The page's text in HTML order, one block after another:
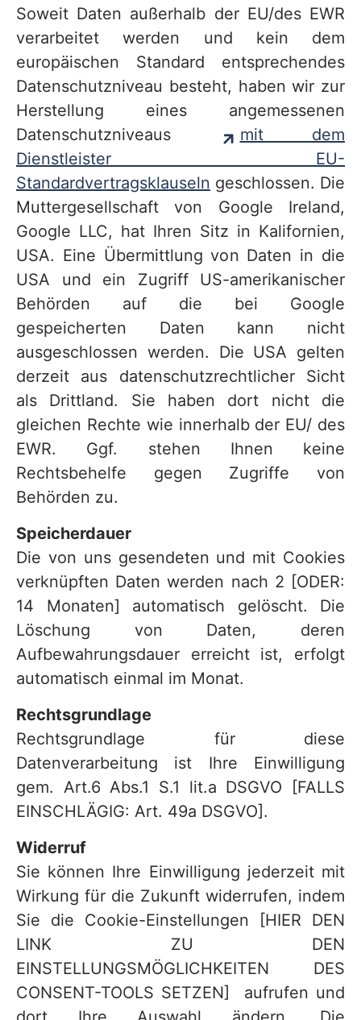
Soweit Daten außerhalb der EU/des EWR
verarbeitet werden und kein dem
europäischen Standard entsprechendes
Datenschutzniveau besteht, haben wir zur
Herstellung eines angemessenen
Datenschutzniveaus
mit dem
Dienstleister EU-
Standardvertragsklauseln geschlossen. Die
Muttergesellschaft von Google Ireland,
Google LLC, hat Ihren Sitz in Kalifornien,
USA. Eine Übermittlung von Daten in die
USA und ein Zugriff US-amerikanischer
Behörden auf die bei Google
gespeicherten Daten kann nicht
ausgeschlossen werden. Die USA gelten
derzeit aus datenschutzrechtlicher Sicht
als Drittland. Sie haben dort nicht die
gleichen Rechte wie innerhalb der EU/ des
EWR. Ggf. stehen Ihnen keine
Rechtsbehelfe gegen Zugriffe von
Behörden zu.
Speicherdauer
Die von uns gesendeten und mit Cookies
verknüpften Daten werden nach 2 [ODER:
14 Monaten] automatisch gelöscht. Die
Löschung von Daten, deren
Aufbewahrungsdauer erreicht ist, erfolgt
automatisch einmal im Monat.
Rechtsgrundlage
Rechtsgrundlage für diese
Datenverarbeitung ist Ihre Einwilligung
gem. Art.6 Abs.1 S.1 lit.a DSGVO [FALLS
EINSCHLÄGIG: Art. 49a DSGVO].
Widerruf
Sie können Ihre Einwilligung jederzeit mit
Wirkung für die Zukunft widerrufen, indem
Sie die Cookie-Einstellungen [HIER DEN
LINK ZU DEN
EINSTELLUNGSMÖGLICHKEITEN DES
CONSENT-TOOLS SETZEN] aufrufen und